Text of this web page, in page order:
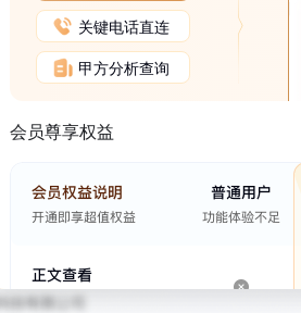
关键电话直连
甲方分析查询
会员尊享权益